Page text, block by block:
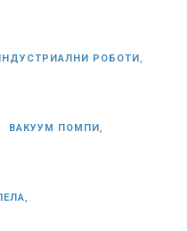
РОБОТИ,
ВАКУУМ ПОМПИ,